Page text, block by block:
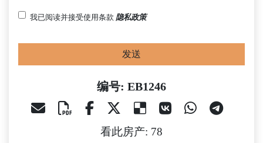
我已阅读并接受使用条款 隐私政策
发送
编号: EB1246
看此房产: 78